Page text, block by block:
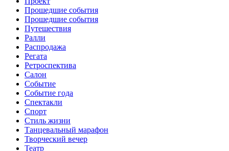
Прошедшие события
Прошедшие события
Путешествия
Ралли
Распродажа
Регата
Ретроспектива
Салон
Событие
Событие года
Спектакли
Спорт
Стиль жизни
Танцевальный марафон
Творческий вечер
Театр